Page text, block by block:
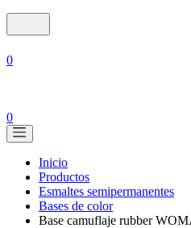
0
0
Inicio
Productos
Esmaltes semipermanentes
Bases de color
Base camuflaje rubber